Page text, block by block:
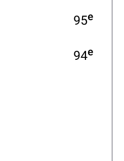
95e
94e